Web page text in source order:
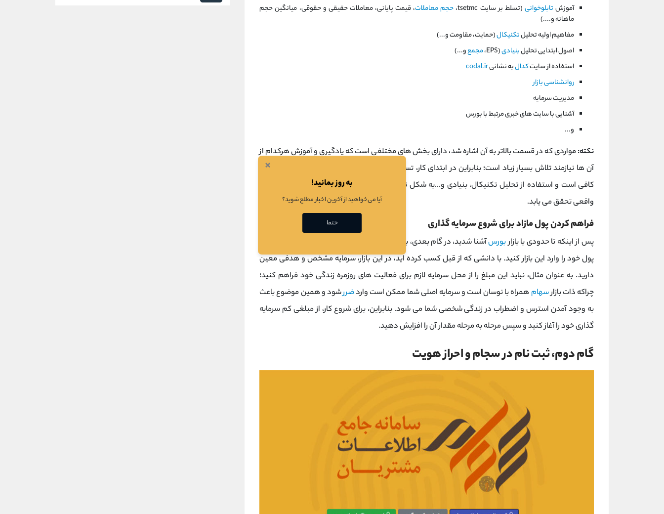
آموزش تابلوخوانی (تسلط بر سایت tsetmc، حجم معاملات، قیمت پایانی، معاملات حقیقی و حقوقی، میانگین حجم
ماهانه و....)
مفاهیم اولیه تحلیلتکنیکال(حمایت، مقاومت و...)
اصول ابتدایی تحلیلبنیادی(EPS، مجمعو...)
استفاده از سایتکدالبه نشانیcodal.ir
روانشناسی بازار
مدیریت سرمایه
آشنایی با سایت های خبری مرتبط با بورس
و...
نکته:مواردی که در قسمت بالاتر به آن اشاره شد، دارای بخش های مختلفی است که یادگیری و آموزش هرکدام از
آن ها نیازمند تلاش بسیار زیاد است؛ بنابراین در ابتدای کار، تسلط بر مفاهیم و اصول اولیه و اصطلاحات آن ها
کافی است و استفاده از تحلیل تکنیکال، بنیادی و...به شکل تخصصی تر، در مراحل بعدی و همراه با معاملات
واقعی تحقق می یابد.
فراهم کردن پول مازاد برای شروع سرمایه گذاری
پس از اینکه تا حدودی با بازاربورسآشنا شدید، در گام بعدی، برای
پول خود را وارد این بازار کنید. با دانشی که از قبل کسب کرده اید، در این بازار، سرمایه مشخص و هدفی معین
دارید. به عنوان مثال، نباید این مبلغ را از محل سرمایه لازم برای فعالیت های روزمره زندگی خود فراهم کنید؛
چراکه ذات بازارسهام همراه با نوسان است و سرمایه اصلی شما ممکن است واردضررشود و همین موضوع باعث
به وجود آمدن استرس و اضطراب در زندگی شخصی شما می شود. بنابراین، برای شروع کار، از مبلغی کم سرمایه
گذاری خود را آغاز کنید و سپس مرحله به مرحله مقدار آن را افزایش دهید.
گام دوم، ثبت نام در سجام و احراز هویت
×
به روز بمانید!
آیا می‌خواهید از آخرین اخبار مطلع شوید؟
حتما